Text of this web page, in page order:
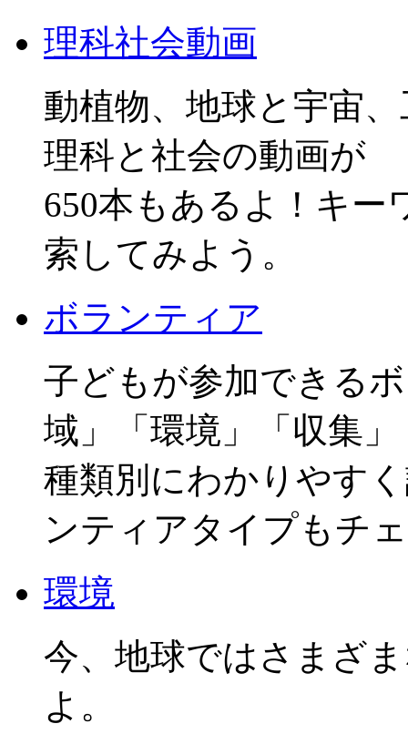
理科社会動画
動植物、地球と宇宙
理科と社会の動画が
650本もあるよ！キー
索してみよう。
ボランティア
子どもが参加できる
域」「環境」「収集
種類別にわかりやす
ンティアタイプもチ
環境
今、地球ではさまざ
よ。